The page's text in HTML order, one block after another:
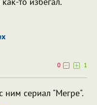
0
1
сериал "Мегре".